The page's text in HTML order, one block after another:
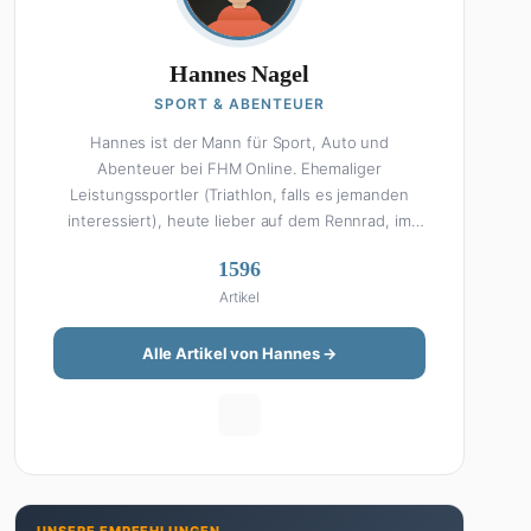
Hannes Nagel
SPORT & ABENTEUER
Hannes ist der Mann für Sport, Auto und
Abenteuer bei FHM Online. Ehemaliger
Leistungssportler (Triathlon, falls es jemanden
interessiert), heute lieber auf dem Rennrad, im
Wissen über Sport ist enzyklopädisch: Egal ob
Bundesliga-Analyse, Formel 1, UFC oder Olympia –
Hannes liefert fundierte Einschätzungen mit der
Leidenschaft eines echten Fans. Aber Sport ist
nur die halbe Miete: Hannes ist auch unser Auto-
Seite. Wenn Hannes mal nicht über Sport oder
1596
Artikel
Alle Artikel von Hannes →